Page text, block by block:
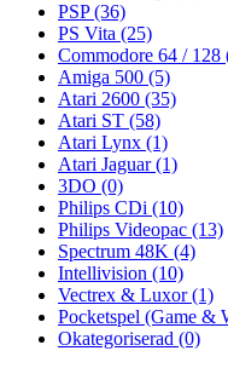
PSP(36)
PS Vita (25)
Commodore 64 / 128
Amiga 500 (5)
Atari 2600 (35)
Atari ST (58)
Atari Lynx (1)
Atari Jaguar(1)
3DO (0)
Philips CDi (10)
Philips Videopac (13)
Spectrum 48K (4)
Intellivision (10)
Vectrex & Luxor(1)
Pocketspel (Game &
Okategoriserad (0)